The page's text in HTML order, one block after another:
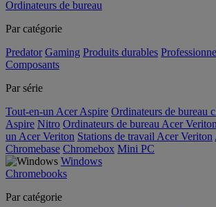
Ordinateurs de bureau
Par catégorie
Predator Gaming Produits durables
Composants
Par série
Tout-en-un Acer Aspire Ordinateurs de bureau
Aspire Nitro Ordinateurs de bureau Acer
un Acer Veriton Stations de travail Acer Veriton
Chromebase Chromebox Mini PC
Windows
Chromebooks
Par catégorie